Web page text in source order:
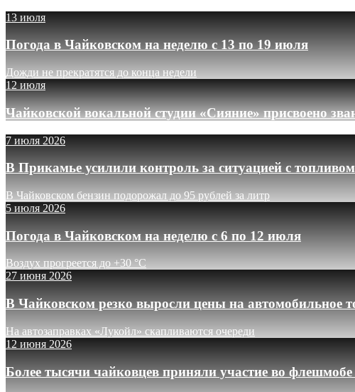
13 июля
Погода в Чайковском на неделю с 13 по 19 июля
Дожди не прекратятся до конца недели
12 июля
Чайковской вокальной студии «Сияние» присвоено
7 июля 2026
В Прикамье усилили контроль за ситуацией с топливом
В Чайковском бензин подорожал до 95 рублей за литр
5 июля 2026
Погода в Чайковском на неделю с 6 по 12 июля
Воздух прогреется до +30 °C
27 июня 2026
В Чайковском резко выросли цены на автомобильное
На автозаправках «Лукойл» скапливаются очереди
12 июня 2026
Более тысячи чайковцев приняли участие во